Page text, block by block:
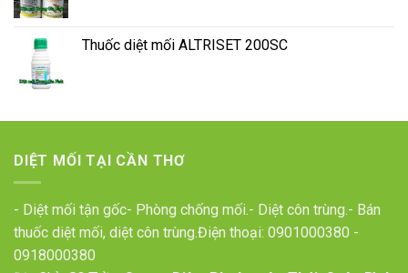
Thuốc diệt mối ALTRISET 200SC
DIỆT MỐI TẠI CẦN THƠ
- Diệt mối tận gốc- Phòng chống mối.- Diệt côn trùng.- Bán
thuốc diệt mối, diệt côn trùng.Điện thoại: 0901000380 -
0918000380